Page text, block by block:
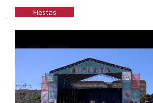
Fiestas